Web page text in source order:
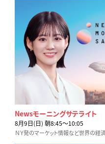
Newsモーニングサテライト
8月9日(日) 朝8:45〜10:05